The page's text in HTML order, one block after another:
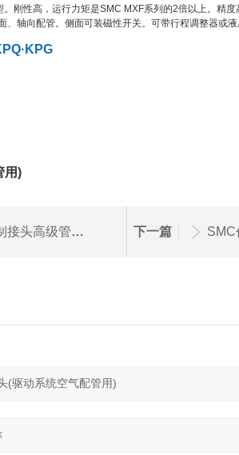
刚性高，运行力矩是SMC MXF系列的2倍以上。精度
轴向配管。侧面可装磁性开关。可带行程调整器或液
用)
级管接口 LQ3 下一篇 SMC